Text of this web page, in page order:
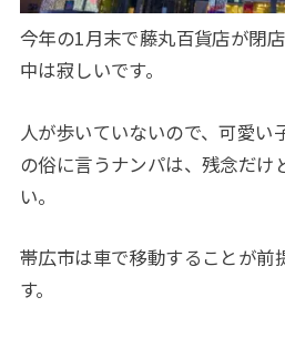
今年の1月末で藤丸百貨店が閉
中は寂しいです。
人が歩いていないので、可愛い
の俗に言うナンパは、残念だけ
い。
帯広市は車で移動することが前
す。